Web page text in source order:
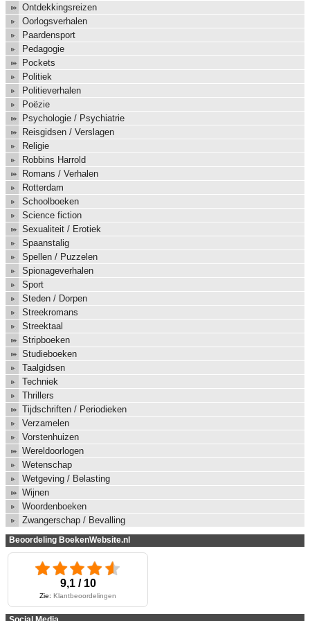
Ontdekkingsreizen
Oorlogsverhalen
Paardensport
Pedagogie
Pockets
Politiek
Politieverhalen
Poëzie
Psychologie / Psychiatrie
Reisgidsen / Verslagen
Religie
Robbins Harrold
Romans / Verhalen
Rotterdam
Schoolboeken
Science fiction
Sexualiteit / Erotiek
Spaanstalig
Spellen / Puzzelen
Spionageverhalen
Sport
Steden / Dorpen
Streekromans
Streektaal
Stripboeken
Studieboeken
Taalgidsen
Techniek
Thrillers
Tijdschriften / Periodieken
Verzamelen
Vorstenhuizen
Wereldoorlogen
Wetenschap
Wetgeving / Belasting
Wijnen
Woordenboeken
Zwangerschap / Bevalling
Beoordeling BoekenWebsite.nl
9,1 / 10
Zie: Klantbeoordelingen